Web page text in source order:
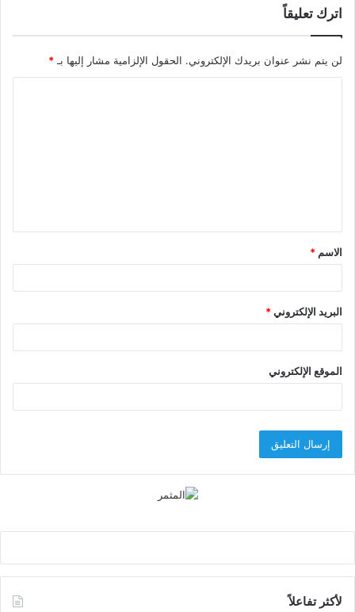
اترك تعليقاً
لن يتم نشر عنوان بريدك الإلكتروني. الحقول الإلزامية مشار إليها بـ *
ق
*
الاسم *
البريد الإلكتروني*
الموقع الإلكتروني
لأكثر تفاعلاً